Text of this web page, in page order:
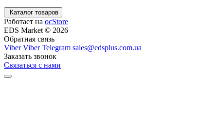
Каталог товаров
Работает на ocStore
EDS Market © 2026
Обратная связь
Viber Viber Telegram sales@edsplus.com.ua
Заказать звонок
Связаться с нами